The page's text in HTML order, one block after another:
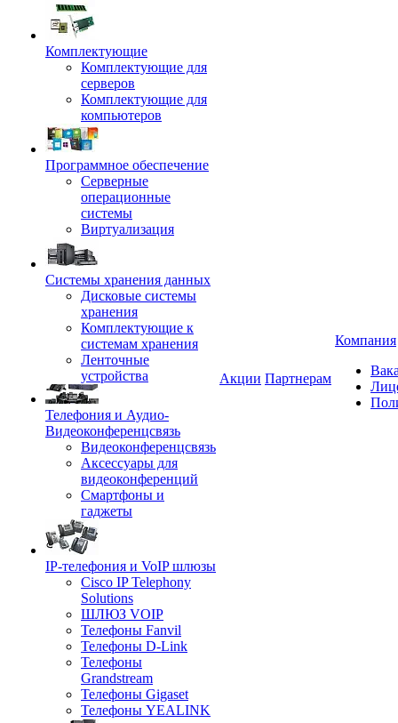
Комплектующие
Комплектующие для
серверов
Комплектующие для
компьютеров
Программное обеспечение
Серверные
операционные
системы
Виртуализация
Системы хранения данных
Дисковые системы
хранения
Комплектующие к
системам хранения
Ленточные
устройства
Телефония и Аудио-
Видеоконференцсвязь
Видеоконференцсвязь
Аксессуары для
видеоконференций
Смартфоны и
гаджеты
IP-телефония и VoIP шлюзы
Cisco IP Telephony
Solutions
ШЛЮЗ VOIP
Телефоны Fanvil
Телефоны D-Link
Телефоны
Grandstream
Телефоны Gigaset
Телефоны YEALINK
Акции Партнерам
Компания